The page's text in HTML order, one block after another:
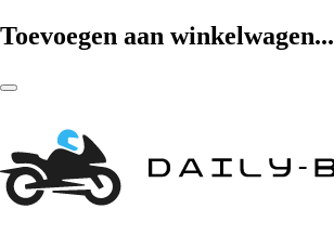
Toevoegen aan winkelwagen...